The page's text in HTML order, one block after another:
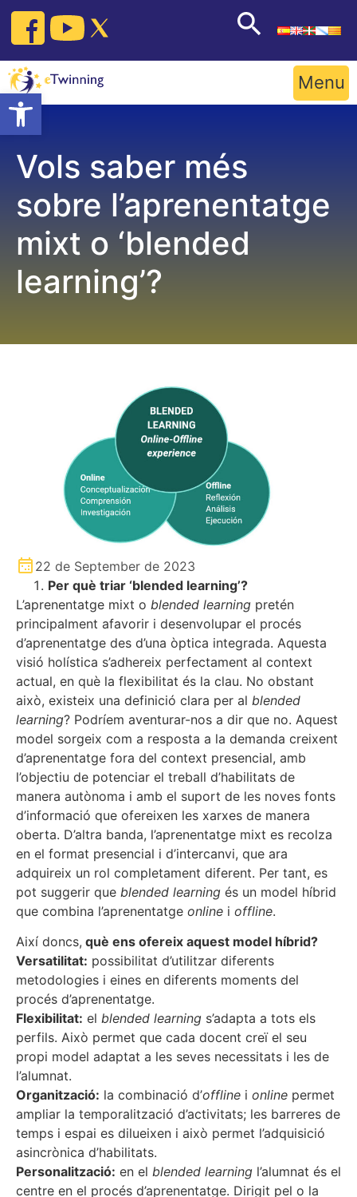
Open toolbar
Skip
content
Menu
Vols saber més
sobre l’aprenentatge
mixt o ‘blended
learning’?
22 de September de 2023
Per què triar ‘blended learning’?
L’aprenentatge mixt o blended learning pretén
principalment afavorir i desenvolupar el procés
d’aprenentatge des d’una òptica integrada. Aquesta
visió holística s’adhereix perfectament al context
actual, en què la flexibilitat és la clau. No obstant
això, existeix una definició clara per al blended
learning? Podríem aventurar-nos a dir que no. Aquest
model sorgeix com a resposta a la demanda creixent
d’aprenentatge fora del context presencial, amb
l’objectiu de potenciar el treball d’habilitats de
manera autònoma i amb el suport de les noves fonts
d’informació que ofereixen les xarxes de manera
oberta. D’altra banda, l’aprenentatge mixt es recolza
en el format presencial i d’intercanvi, que ara
adquireix un rol completament diferent. Per tant, es
pot suggerir que blended learning és un model híbrid
que combina l’aprenentatge online i offline.
Així doncs, què ens ofereix aquest model híbrid?
Versatilitat: possibilitat d’utilitzar diferents
metodologies i eines en diferents moments del
procés d’aprenentatge.
Flexibilitat: el blended learning s’adapta a tots els
perfils. Això permet que cada docent creï el seu
propi model adaptat a les seves necessitats i les de
l’alumnat.
Organització: la combinació d’offline i online permet
ampliar la temporalització d’activitats; les barreres de
temps i espai es dilueixen i això permet l’adquisició
asincrònica d’habilitats.
Personalització: en el blended learning l’alumnat és el
centre en el procés d’aprenentatge. Dirigit pel o la